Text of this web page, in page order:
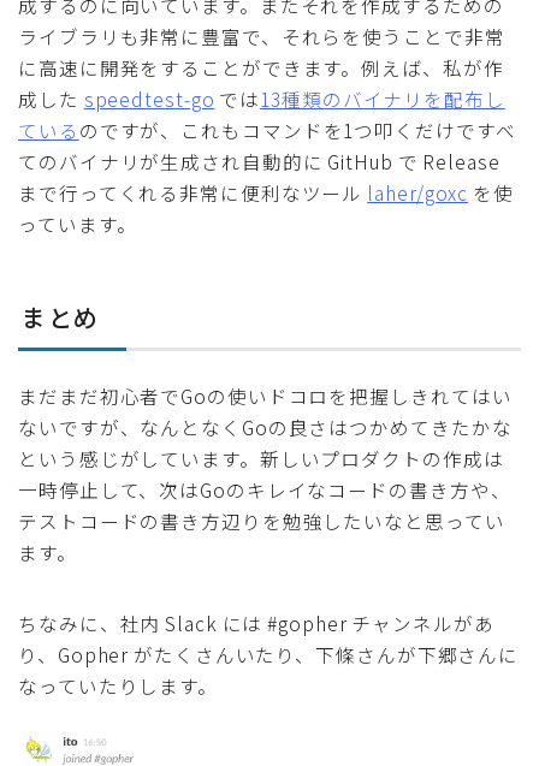
ライブラリも非常に豊富で、それらを使うことで非常
に高速に開発をすることができます。例えば、私が作
成した speedtest-go では13種類のバイナリを配布し
ている のですが、これもコマンドを1つ叩くだけですべ
てのバイナリが生成され自動的に GitHub で Release
まで行ってくれる非常に便利なツール laher/goxc を使
っています。
まとめ
まだまだ初心者でGoの使いドコロを把握しきれてはい
ないですが、なんとなくGoの良さはつかめてきたかな
という感じがしています。新しいプロダクトの作成は
一時停止して、次はGoのキレイなコードの書き方や、
テストコードの書き方辺りを勉強したいなと思ってい
ます。
ちなみに、社内 Slack には #gopher チャンネルがあ
り、Gopher がたくさんいたり、下條さんが下郷さんに
なっていたりします。